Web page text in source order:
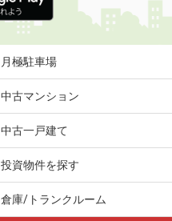
月極駐車場
中古マンション
中古一戸建て
投資物件を探す
倉庫/トランクルーム